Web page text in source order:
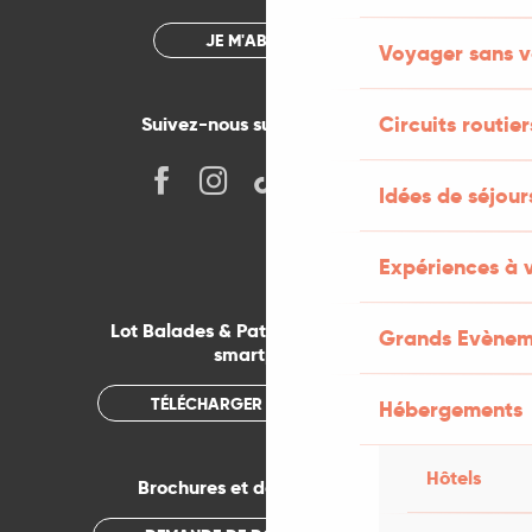
Voyager sans
Circuits
Idées de
Expériences à
Grands
Hébergements
Hôtels
JE M'ABONNE
Suivez-nous sur les réseaux !
Lot Balades & Patrimoines sur votre
smartphone
TÉLÉCHARGER L'APPLICATION
Brochures et documentations